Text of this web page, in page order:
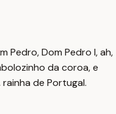
Pedro, Dom Pedro I, ah,
da coroa, e
de Portugal.